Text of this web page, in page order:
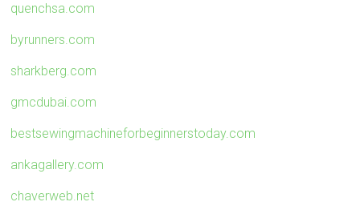
quenchsa.com
byrunners.com
sharkberg.com
gmcdubai.com
bestsewingmachineforbeginnerstoday.com
ankagallery.com
chaverweb.net